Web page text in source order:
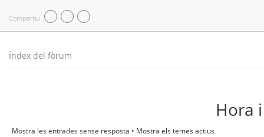
Compartiu
Índex del fòrum
Hora
Mostra les entrades sense resposta • Mostra els temes actius